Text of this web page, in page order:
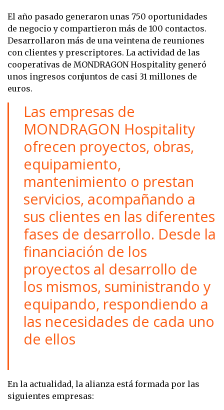
El año pasado generaron unas 750 oportunidades
de negocio y compartieron más de 100 contactos.
Desarrollaron más de una veintena de reuniones
con clientes y prescriptores. La actividad de las
cooperativas de MONDRAGON Hospitality generó
unos ingresos conjuntos de casi 31 millones de
euros.
Las empresas de
MONDRAGON Hospitality
ofrecen proyectos, obras,
equipamiento,
mantenimiento o prestan
servicios, acompañando a
sus clientes en las diferentes
fases de desarrollo. Desde la
financiación de los
proyectos al desarrollo de
los mismos, suministrando y
equipando, respondiendo a
las necesidades de cada uno
de ellos
En la actualidad, la alianza está formada por las
siguientes empresas: